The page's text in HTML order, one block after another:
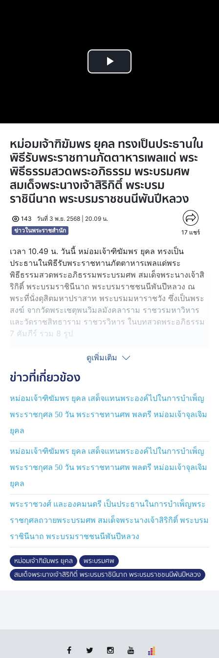
Play
หม่อมเจ้าฑิฆัมพร ยุคล ทรงเป็นประธานใน
พิธีรับพระราชทานภัตตาหารเพลแด่ พระ
พิธีธรรมสวดพระอภิธรรม พระบรมศพ
สมเด็จพระนางเจ้าสิริกิติ์ พระบรม
ราชินีนาถ พระบรมราชชนนีพันปีหลวง
143
วันที่ 3 พ.ย. 2568 | 20.09 น.
ข่าวในพระราชสำนัก
17 แชร์
เวลา 10.49 น. วันนี้ หม่อมเจ้าฑิฆัมพร ยุคล ทรงเป็น
ประธานในพิธีรับพระราชทานภัตตาหารเพลแด่พระ
พิธีธรรมสวดพระอภิธรรมพระบรมศพ สมเด็จพระนางเจ้าสิ
ริกิติ์ พระบรมราชินีนาถ พระบรมราชชนนีพันปีหลวง ณ
พระที่นั่งดุสิตมหาปราสาท พระบรมมหาราชวัง ซึ่งเป็นพระ
สงฆ์ จากวัดพระเชตุพนวิมลมังคลาราม ราชวรมหาวิหาร
และวัดราชสิทธาราม ราชวรวิหาร ในบทสวดพระอภิธรรม
7 คัมภีร์ รวม 8 รูป
ทั้งนี้ พระบาทสมเด็จพระเจ้าอยู่หัว ทรงพระกรุณาโปรดเกล้า
โปรดกระหม่อมให้ สมาชิกในราชสกุล และราชินิกุล เฝ้าทูล
ละอองธุลีพระบาท ในการพระราชพิธีทรงบำเพ็ญพระราช
กุศลถวายพระบรมศพ สมเด็จพระนางเจ้าสิริกิติ์พระบรม
ราชินีนาถ พระบรมราชชนนีพันปีหลวง ผลัดเปลี่ยนตามช่วง
เวลา โดยเวลา 10.00-11.30 น. เป็นราชสกุล ในพระบาท
สมเด็จพระพุทธเลิศหล้านภาลัย ได้แก่ ราชสกุลสนิทวงษ์, นิล
รัตน, อรุณวงษ์, กปิตถา และราชสกุลปราโมช
ดูเพิ่มเติม
ข่าวที่เกี่ยวข้อง
หม่อมเจ้าฑิฆัมพร ยุคล เสด็จแทนพระองค์ไปในการบำเพ็ญ
พระราชกุศล 50 วัน พระราชทานศพ พลตรี หม่อมเจ้าจุลเจิม
ยุคล
หม่อมเจ้าฑิฆัมพร ยุคล เสด็จแทนพระองค์ไปในการบำเพ็ญ
พระราชกุศล 50 วัน พระราชทานศพ พลตรี หม่อมเจ้าจุลเจิม
ยุคล
พระราชวงศ์ และองคมนตรี เป็นประธานในการบำเพ็ญพระ
ราชกุศลถวายพระบรมศพ สมเด็จพระนางเจ้าสิริกิติ์ พระบรม
ราชินีนาถ พระบรมราชชนนีพันปีหลวง
หม่อมเจ้าฑิฆัมพร ยุคล
พระบรมศพ
สมเด็จพระนางเจ้าสิริกิติ์ พระบรมราชินีนาถ พระบรมราชชนนีพันปีหลวง